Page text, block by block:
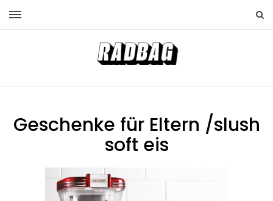
Geschenke für Eltern /slush
soft eis